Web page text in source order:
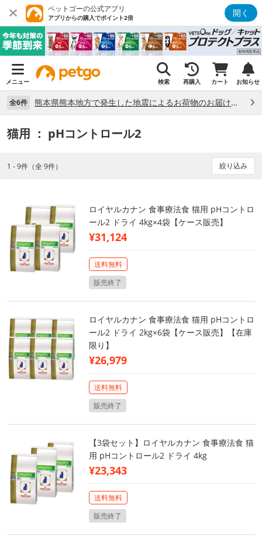
ペットゴーの公式アプリ
アプリからの購入でポイント2倍 開く
メニュー 検索 再購入 カート お知らせ
全6件 熊本県熊本地方で発生した地震によるお荷物のお届け状況について （7/28）
猫用 ： pHコントロール2
1 - 9件（全 9件） 絞り込み
ロイヤルカナン 食事療法食 猫用 pHコントロ
ール2 ドライ 4kg×4袋【ケース販売】
¥31,124
送料無料
販売終了
ロイヤルカナン 食事療法食 猫用 pHコントロ
ール2 ドライ 2kg×6袋【ケース販売】【在庫
限り】
¥26,979
送料無料
販売終了
【3袋セット】ロイヤルカナン 食事療法食 猫
用 pHコントロール2 ドライ 4kg
¥23,343
送料無料
販売終了